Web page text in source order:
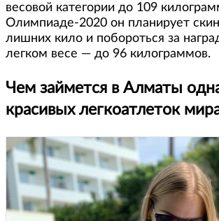
весовой категории до 109
Олимпиаде-2020 он планирует
лишних кило и побороться за
легком весе — до 96 килограммов.
Чем займется в Алматы
красивых легкоатлеток